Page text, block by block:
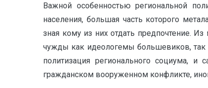
Важной особенностью региональной
населения, большая часть которого
зная кому из них отдать предпочтение.
чужды как идеологемы большевиков, так
политизация регионального социума,
гражданском вооруженном конфликте,